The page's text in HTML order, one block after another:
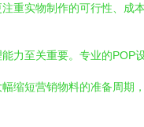
重实物制作的可行性、成
力至关重要。专业的
缩短营销物料的准备周期